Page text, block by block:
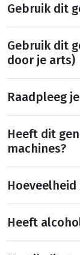
Gebruik dit
Gebruik dit
door je arts)
Raadpleeg
Heeft dit
machines?
Heeft